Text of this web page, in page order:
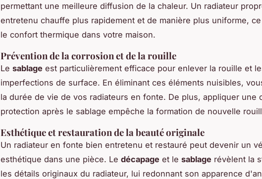
permettant une meilleure diffusion de la chaleur. Un radiateur
entretenu chauffe plus rapidement et de manière plus uniforme,
le confort thermique dans votre maison.
Prévention de la corrosion et de la rouille
Le sablage est particulièrement efficace pour enlever la rouille et
imperfections de surface. En éliminant ces éléments nuisibles,
la durée de vie de vos radiateurs en fonte. De plus, appliquer une
protection après le sablage empêche la formation de nouvelle
Esthétique et restauration de la beauté originale
Un radiateur en fonte bien entretenu et restauré peut devenir un
esthétique dans une pièce. Le décapage et le sablage révèlent la
les détails originaux du radiateur, lui redonnant son apparence